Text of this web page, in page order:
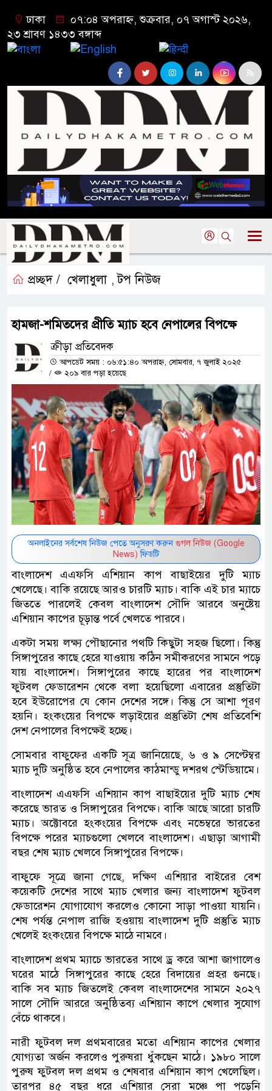
ঢাকা
০৭:০৪ অপরাহ্ন, শুক্রবার, ০৭ অগাস্ট ২০২৬,
২৩ শ্রাবণ ১৪৩৩ বঙ্গাব্দ
প্রচ্ছদ / খেলাধুলা ,টপ নিউজ
হামজা-শমিতদের প্রীতি ম্যাচ হবে নেপালের বিপক্ষে
ক্রীড়া প্রতিবেদক
আপডেট সময় : ০৬:৫১:৪০ অপরাহ্ন, সোমবার, ৭ জুলাই ২০২৫
/
২০৯ বার পড়া হয়েছে
অনলাইনের সর্বশেষ নিউজ পেতে অনুসরণ করুন গুগল নিউজ (Google
News) ফিডটি
বাংলাদেশ এএফসি এশিয়ান কাপ বাছাইয়ের দুটি ম্যাচ
খেলেছে। বাকি রয়েছে আরও চারটি ম্যাচ। বাকি এই চার ম্যাচে
জিততে পারলেই কেবল বাংলাদেশ সৌদি আরবে অনুষ্টেয়
এশিয়ান কাপের চূড়ান্ত পর্বে খেলতে পারবে।
একটা সময় লক্ষ্য পৌছানোর পথটি কিছুটা সহজ ছিলো। কিন্তু
সিঙ্গাপুরের কাছে হেরে যাওয়ায় কঠিন সমীকরণের সামনে পড়ে
যায় বাংলাদেশ। সিঙ্গাপুরের কাছে হারের পর বাংলাদেশ
ফুটবল ফেডারেশন থেকে বলা হয়েছিলো এবারের প্রস্তুতিটা
হবে ইউরোপের যে কোন দেশের সঙ্গে। কিন্তু সে আশা পূরণ
হয়নি। হংকংয়ের বিপক্ষে লড়াইয়ের প্রস্তুতিটা শেষ প্রতিবেশি
দেশ নেপালের বিপক্ষেই হচ্ছে।
সোমবার বাফুফের একটি সূত্র জানিয়েছে, ৬ ও ৯ সেপ্টেম্বর
ম্যাচ দুটি অনুষ্ঠিত হবে নেপালের কাঠমান্ডু দশরথ স্টেডিয়ামে।
বাংলাদেশ এএফসি এশিয়ান কাপ বাছাইয়ের দুটি ম্যাচ শেষ
করেছে ভারত ও সিঙ্গাপুরের বিপক্ষে। বাকি আছে আরো চারটি
ম্যাচ। অক্টোবরে হংকংয়ের বিপক্ষে এবং নভেম্বরে ভারতের
বিপক্ষে পরের ম্যাচগুলো খেলবে বাংলাদেশ। এছাড়া আগামী
বছর শেষ ম্যাচ খেলবে সিঙ্গাপুরের বিপক্ষে।
বাফুফে সূত্রে জানা গেছে, দক্ষিণ এশিয়ার বাইরের বেশ
কয়েকটি দেশের সাথে ম্যাচ খেলার জন্য বাংলাদেশ ফুটবল
ফেডারেশন যোগাযোগ করলেও কোনো সাড়া পাওয়া যায়নি।
শেষ পর্যন্ত নেপাল রাজি হওয়ায় বাংলাদেশ দুটি প্রস্তুতি ম্যাচ
খেলেই হংকংয়ের বিপক্ষে মাঠে নামবে।
বাংলাদেশ প্রথম ম্যাচে ভারতের সাথে ড্র করে আশা জাগালেও
ঘরের মাঠে সিঙ্গাপুরের কাছে হেরে বিদায়ের প্রহর গুনছে।
বাকি সব ম্যাচ জিতলেই কেবল বাংলাদেশের সামনে ২০২৭
সালে সৌদি আররে অনুষ্ঠিতব্য এশিয়ান কাপে খেলার সুযোগ
বেঁচে থাকবে।
নারী ফুটবল দল প্রথমবারের মতো এশিয়ান কাপের খেলার
যোগ্যতা অর্জন করলেও পুরুষরা ধুঁকছেন মাঠে। ১৯৮০ সালে
পুরুষ ফুটবল দল প্রথম ও শেষবার এশিয়ান কাপ খেলেছিল।
তারপর ৪৫ বছর ধরে এশিয়ার সেরা মঞ্চে পা পড়েনি